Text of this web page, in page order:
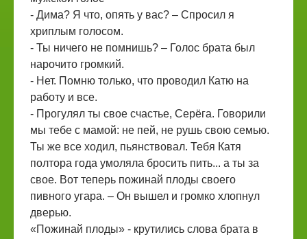
- Дима? Я что, опять у вас? – Спросил я
хриплым голосом.
- Ты ничего не помнишь? – Голос брата был
нарочито громкий.
- Нет. Помню только, что проводил Катю на
работу и все.
- Прогулял ты свое счастье, Серёга. Говорили
мы тебе с мамой: не пей, не рушь свою семью.
Ты же все ходил, пьянствовал. Тебя Катя
полтора года умоляла бросить пить... а ты за
свое. Вот теперь пожинай плоды своего
пивного угара. – Он вышел и громко хлопнул
дверью.
«Пожинай плоды» - крутились слова брата в